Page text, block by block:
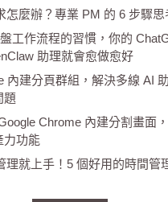
怎麼辦？專業 PM 的 6 步驟思
工作流程的習慣，你的
助理就會愈做愈好
內建分頁群組，解決多線 AI
題
Chrome 內建分割畫面
力功能
理就上手！5 個好用的時間管